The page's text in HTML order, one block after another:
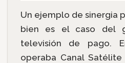
Un ejemplo de sinergia
bien es el caso del
televisión de pago.
operaba Canal